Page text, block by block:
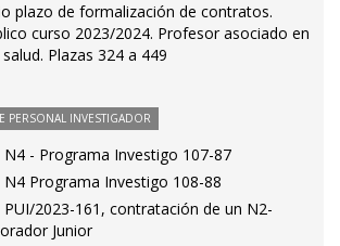
plazo de formalización de contratos.
curso 2023/2024. Profesor asociado en
Plazas 324 a 449
PERSONAL INVESTIGADOR
- Programa Investigo 107-87
Programa Investigo 108-88
2023-161, contratación de un N2-
Junior